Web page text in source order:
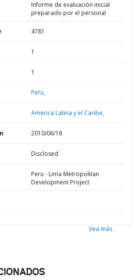
Informe de evaluación inicial
preparado por el personal
4781
1
1
Perú,
América Latina y el Caribe,
2010/06/18
Disclosed
Peru - Lima Metropolitan
Development Project
Vea más